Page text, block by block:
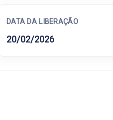
DATA DA LIBERAÇÃO
20/02/2026